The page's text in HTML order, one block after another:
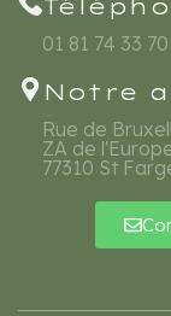
01 81 74 33 70
Notre
Rue de
ZA de
77310 St